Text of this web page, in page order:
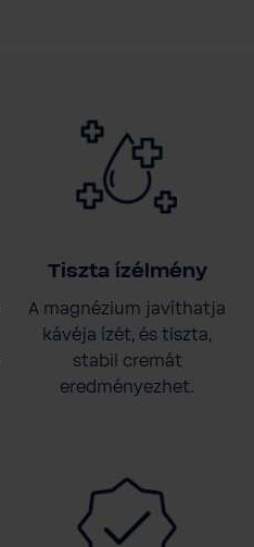
Tiszta ízélmény
A magnézium javíthatja
kávéja ízét, és tiszta,
stabil cremát
eredményezhet.